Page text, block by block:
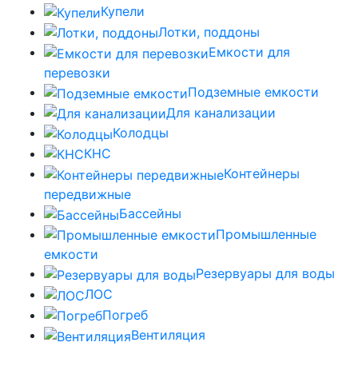
Купели
Лотки, поддоны
Емкости для
перевозки
Подземные емкости
Для канализации
Колодцы
КНС
Контейнеры
передвижные
Бассейны
Промышленные
емкости
Резервуары для воды
ЛОС
Погреб
Вентиляция